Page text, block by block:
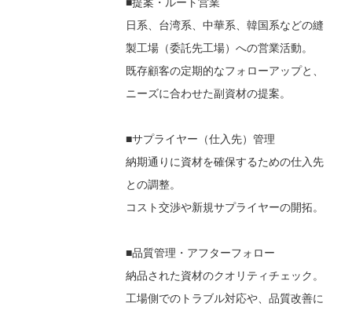
日系、台湾系、中華系、韓国系などの縫
製工場（委託先工場）への営業活動。
既存顧客の定期的なフォローアップと、
ニーズに合わせた副資材の提案。
■サプライヤー（仕入先）管理
納期通りに資材を確保するための仕入先
との調整。
コスト交渉や新規サプライヤーの開拓。
■品質管理・アフターフォロー
納品された資材のクオリティチェック。
工場側でのトラブル対応や、品質改善に